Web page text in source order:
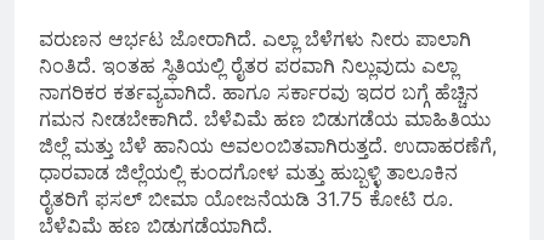
ವರುಣನ ಆರ್ಭಟ ಜೋರಾಗಿದೆ. ಎಲ್ಲಾ ಬೆಳೆಗಳು ನೀರು ಪಾಲಾಗಿ
ನಿಂತಿದೆ. ಇಂತಹ ಸ್ಥಿತಿಯಲ್ಲಿ ರೈತರ ಪರವಾಗಿ ನಿಲ್ಲುವುದು ಎಲ್ಲಾ
ನಾಗರಿಕರ ಕರ್ತವ್ಯವಾಗಿದೆ. ಹಾಗೂ ಸರ್ಕಾರವು ಇದರ ಬಗ್ಗೆ ಹೆಚ್ಚಿನ
ಗಮನ ನೀಡಬೇಕಾಗಿದೆ. ಬೆಳೆವಿಮೆ ಹಣ ಬಿಡುಗಡೆಯ ಮಾಹಿತಿಯು
ಜಿಲ್ಲೆ ಮತ್ತು ಬೆಳೆ ಹಾನಿಯ ಅವಲಂಬಿತವಾಗಿರುತ್ತದೆ. ಉದಾಹರಣೆಗೆ,
ಧಾರವಾಡ ಜಿಲ್ಲೆಯಲ್ಲಿ ಕುಂದಗೋಳ ಮತ್ತು ಹುಬ್ಬಳ್ಳಿ ತಾಲೂಕಿನ
ರೈತರಿಗೆ ಫಸಲ್ ಬೀಮಾ ಯೋಜನೆಯಡಿ 31.75 ಕೋಟಿ ರೂ.
ಬೆಳೆವಿಮೆ ಹಣ ಬಿಡುಗಡೆಯಾಗಿದೆ.